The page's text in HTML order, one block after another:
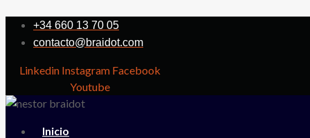
+34 660 13 70 05
contacto@braidot.com
Linkedin Instagram Facebook
Youtube
Inicio